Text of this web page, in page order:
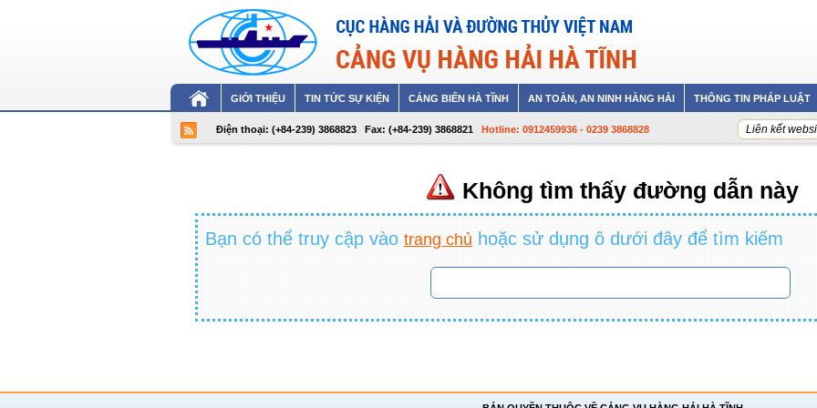
GIỚI THIỆU TIN TỨC SỰ KIỆN CẢNG BIỂN HÀ TĨNH AN TOÀN, AN NINH HÀNG HẢI THÔNG TIN PHÁP LUẬT
Điện thoại: (+84-239) 3868823 Fax: (+84-239) 3868821 Hotline: 0912459936 - 0239 3868828 Liên kết
Không tìm thấy đường dẫn này
Bạn có thể truy cập vàotrang chủhoặc sử dụng ô dưới đây để tìm kiếm
Không tìm thấy đường dẫn này
Bạn có thể truy cập vào trang chủ hoặc sử dụng ô dưới đây để tìm kiếm